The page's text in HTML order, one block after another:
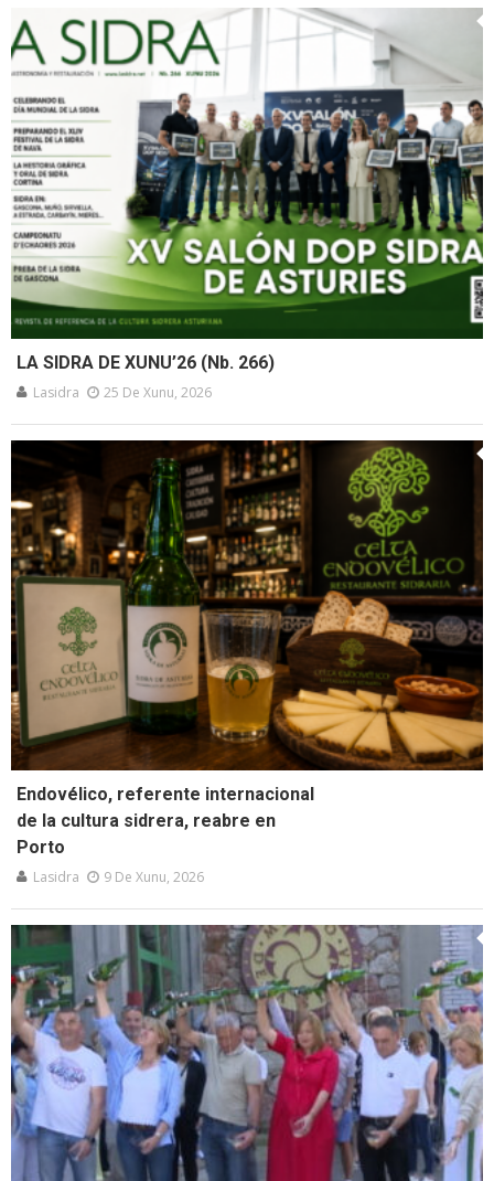
LA SIDRA DE XUNU’26 (Nb. 266)
Lasidra 25 De Xunu, 2026
Endovélico, referente internacional
de la cultura sidrera, reabre en
Porto
Lasidra 9 De Xunu, 2026